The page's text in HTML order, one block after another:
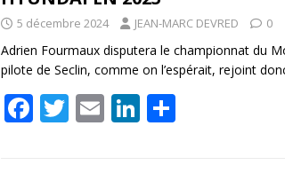
o
o
k
dI
n
5 décembre 2024 JEAN-MARC DEVRED 0
Adrien Fourmaux disputera le championnat du
pilote de Seclin, comme on l’espérait, rejoint
F T E Li